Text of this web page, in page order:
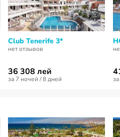
Club Tenerife 3*
нет отзывов
36 308 лей
за 7 ночей / 8 дней